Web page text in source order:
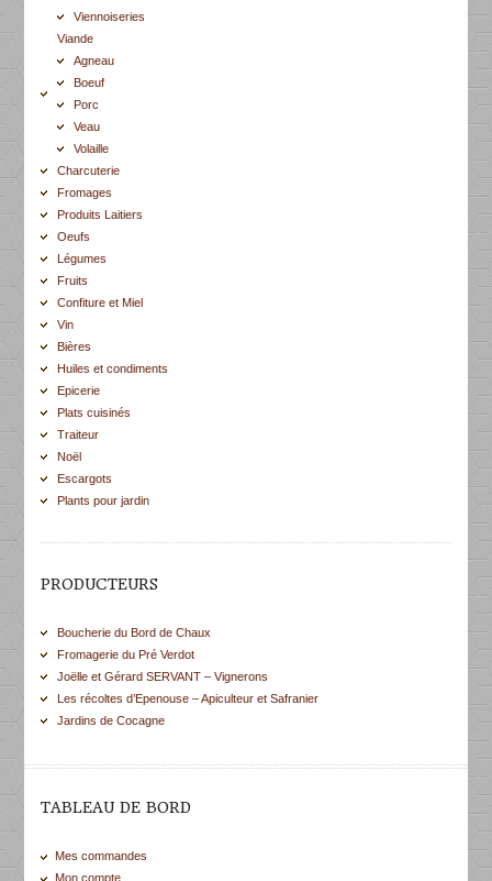
Viennoiseries
Viande
Agneau
Boeuf
Porc
Veau
Volaille
Charcuterie
Fromages
Produits Laitiers
Oeufs
Légumes
Fruits
Confiture et Miel
Vin
Bières
Huiles et condiments
Epicerie
Plats cuisinés
Traiteur
Noël
Escargots
Plants pour jardin
PRODUCTEURS
Boucherie du Bord de Chaux
Fromagerie du Pré Verdot
Joëlle et Gérard SERVANT – Vignerons
Les récoltes d’Epenouse – Apiculteur et Safranier
Jardins de Cocagne
TABLEAU DE BORD
Mes commandes
Mon compte